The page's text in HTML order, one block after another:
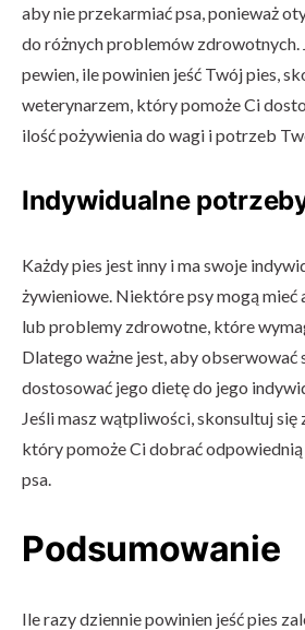
aby nie przekarmiać psa, ponieważ
do różnych problemów zdrowotnych.
pewien, ile powinien jeść Twój pies,
weterynarzem, który pomoże Ci
ilość pożywienia do wagi i potrzeb
Indywidualne
Każdy pies jest inny i ma swoje
żywieniowe. Niektóre psy mogą
lub problemy zdrowotne, które
Dlatego ważne jest, aby obserwować
dostosować jego dietę do jego
Jeśli masz wątpliwości, skonsultuj się
który pomoże Ci dobrać
psa.
Podsumowanie
Ile razy dziennie powinien jeść pies